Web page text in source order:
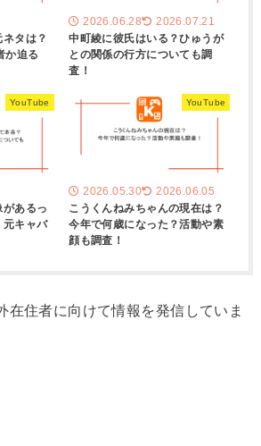
タは？
か迫る
2026.06.28 2026.07.21
中町綾に彼氏はいる？ひゅうが
との関係の行方についても調
査！
YouTube
があるっ
元キャバ
YouTube
2026.05.30 2026.06.05
こうくんねみちゃんの現在は？
今年で何歳になった？活動や素
顔も調査！
住者に向けて情報を発信していま